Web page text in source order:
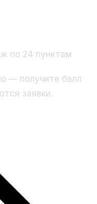
по 24 пунктам
— получите балл
заявки.